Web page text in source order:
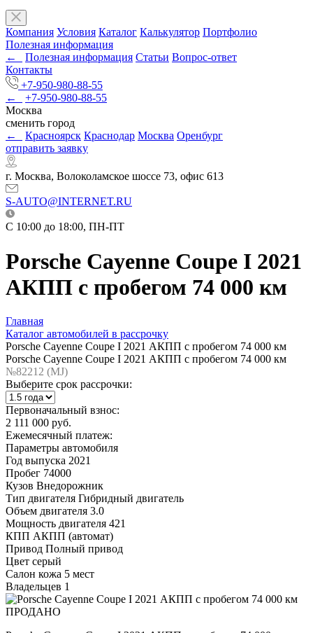
Компания Условия Каталог Калькулятор Портфолио
Полезная информация
←
Полезная информация Статьи Вопрос-ответ
Контакты
+7-950-980-88-55
←
+7-950-980-88-55
Москва
сменить город
←
Красноярск Краснодар Москва Оренбург
отправить заявку
г. Москва, Волоколамское шоссе 73, офис 613
S-AUTO@INTERNET.RU
C 10:00 до 18:00, ПН-ПТ
Porsche Cayenne Coupe I 2021
АКПП с пробегом 74 000 км
Главная
Каталог автомобилей в рассрочку
Porsche Cayenne Coupe I 2021 АКПП с пробегом 74 000 км
Porsche Cayenne Coupe I 2021 АКПП с пробегом 74 000 км
№82212 (МJ)
Выберите срок рассрочки:
Первоначальный взнос:
2 111 000 руб.
Ежемесячный платеж:
Параметры автомобиля
Год выпуска 2021
Пробег 74000
Кузов Внедорожник
Тип двигателя Гибридный двигатель
Объем двигателя 3.0
Мощность двигателя 421
КПП АКПП (автомат)
Привод Полный привод
Цвет серый
Салон кожа 5 мест
Владельцев 1
ПРОДАНО